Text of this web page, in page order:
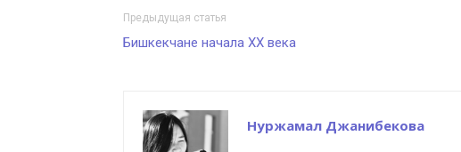
Предыдущая статья
Бишкекчане начала XX века
Нуржамал Джанибекова